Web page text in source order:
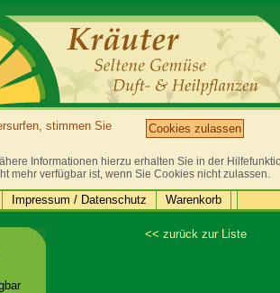
stimmen Sie
Cookies zulassen
Informationen hierzu erhalten Sie in der
mehr verfügbar ist, wenn Sie Cookies nicht zulassen.
Impressum / Datenschutz Warenkorb
<< zurück zur Liste